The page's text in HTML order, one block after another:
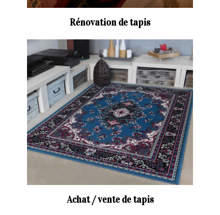
Rénovation de tapis
Achat / vente de tapis